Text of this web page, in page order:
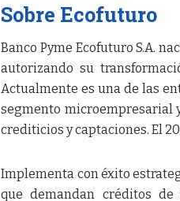
Sobre Ecofuturo
Banco Pyme Ecofuturo S.A.
autorizando su
Actualmente es una de las
segmento microempresarial
crediticios y captaciones. El
Implementa con éxito
que demandan créditos